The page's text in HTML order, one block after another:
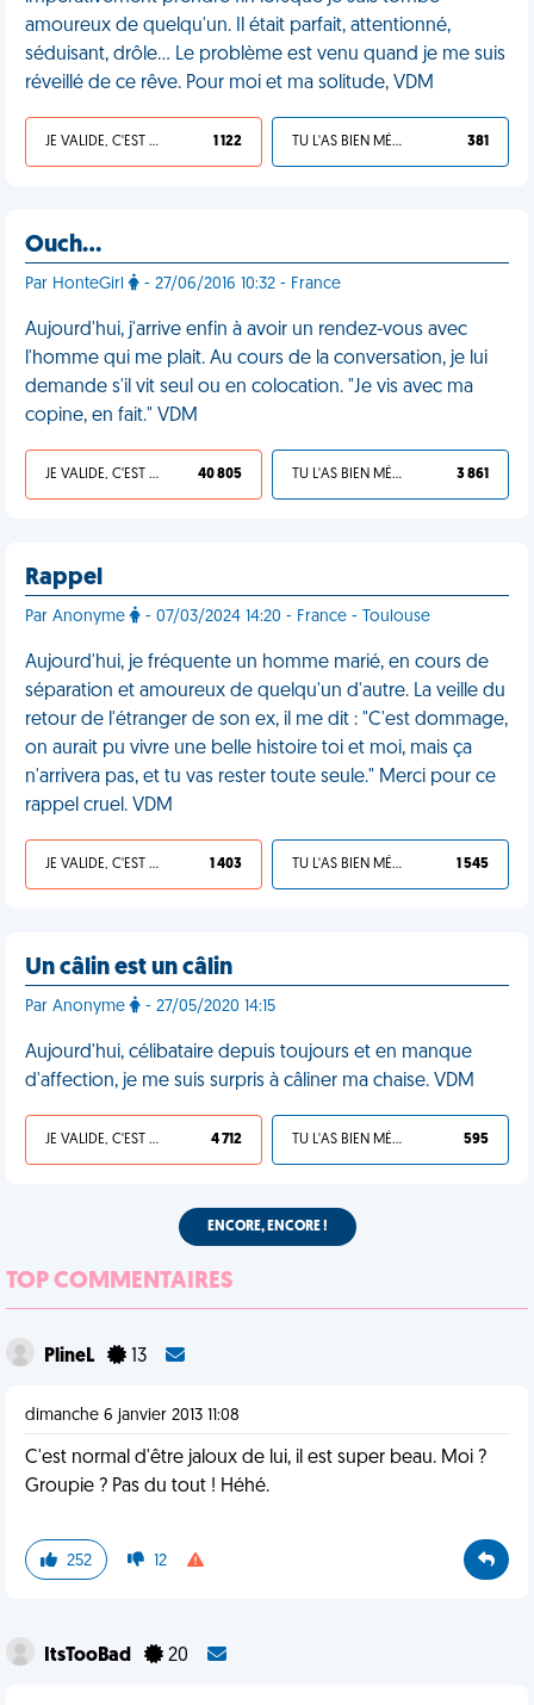
amoureux de quelqu'un. Il était parfait, attentionné,
séduisant, drôle… Le problème est venu quand je me suis
réveillé de ce rêve. Pour moi et ma solitude, VDM
JE VALIDE, C'EST UNE VDM 1 122 TU L'AS BIEN MÉRITÉ 381
Ouch…
Par HonteGirl - 27/06/2016 10:32 - France
Aujourd'hui, j'arrive enfin à avoir un rendez-vous avec
l'homme qui me plait. Au cours de la conversation, je lui
demande s'il vit seul ou en colocation. "Je vis avec ma
copine, en fait." VDM
JE VALIDE, C'EST UNE VDM 40 805 TU L'AS BIEN MÉRITÉ 3 861
Rappel
Par Anonyme - 07/03/2024 14:20 - France - Toulouse
Aujourd'hui, je fréquente un homme marié, en cours de
séparation et amoureux de quelqu'un d'autre. La veille du
retour de l'étranger de son ex, il me dit : "C'est dommage,
on aurait pu vivre une belle histoire toi et moi, mais ça
n'arrivera pas, et tu vas rester toute seule." Merci pour ce
rappel cruel. VDM
JE VALIDE, C'EST UNE VDM 1 403 TU L'AS BIEN MÉRITÉ 1 545
Un câlin est un câlin
Par Anonyme - 27/05/2020 14:15
Aujourd'hui, célibataire depuis toujours et en manque
d'affection, je me suis surpris à câliner ma chaise. VDM
JE VALIDE, C'EST UNE VDM 4 712 TU L'AS BIEN MÉRITÉ 595
ENCORE, ENCORE !
TOP COMMENTAIRES
PlineL 13
dimanche 6 janvier 2013 11:08
C'est normal d'être jaloux de lui, il est super beau. Moi ?
Groupie ? Pas du tout ! Héhé.
252 12
ItsTooBad 20